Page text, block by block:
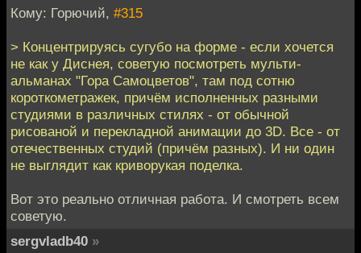
Кому: Горючий, #315
> Концентрируясь сугубо на форме - если хочется
не как у Диснея, советую посмотреть мульти-
альманах "Гора Самоцветов", там под сотню
короткометражек, причём исполненных разными
студиями в различных стилях - от обычной
рисованой и перекладной анимации до 3D. Все - от
отечественных студий (причём разных). И ни один
не выглядит как криворукая поделка.
Вот это реально отличная работа. И смотреть всем
советую.
sergvladb40 »